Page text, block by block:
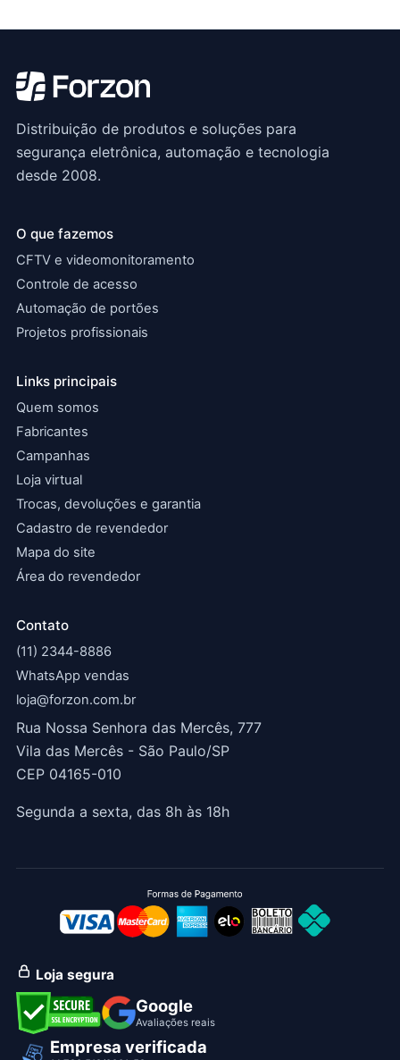
Distribuição de produtos e soluções para
segurança eletrônica, automação e tecnologia
desde 2008.
O que fazemos
CFTV e videomonitoramento
Controle de acesso
Automação de portões
Projetos profissionais
Links principais
Quem somos
Fabricantes
Campanhas
Loja virtual
Trocas, devoluções e garantia
Cadastro de revendedor
Mapa do site
Área do revendedor
Contato
(11) 2344-8886
WhatsApp vendas
loja@forzon.com.br
Rua Nossa Senhora das Mercês, 777
Vila das Mercês - São Paulo/SP
CEP 04165-010
Segunda a sexta, das 8h às 18h
Loja segura
Google
Avaliações reais
Empresa verificada